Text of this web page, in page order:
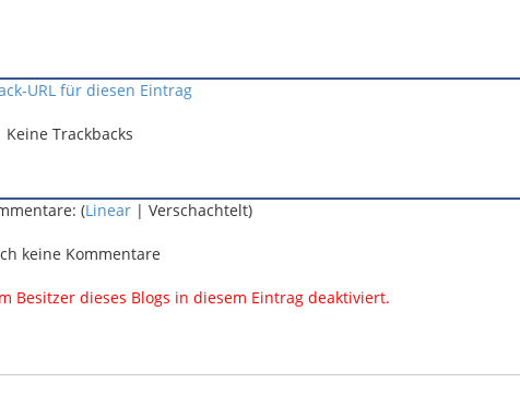
URL für diesen Eintrag
Keine Trackbacks
(Linear| Verschachtelt)
keine Kommentare
Besitzer dieses Blogs in diesem Eintrag deaktiviert.